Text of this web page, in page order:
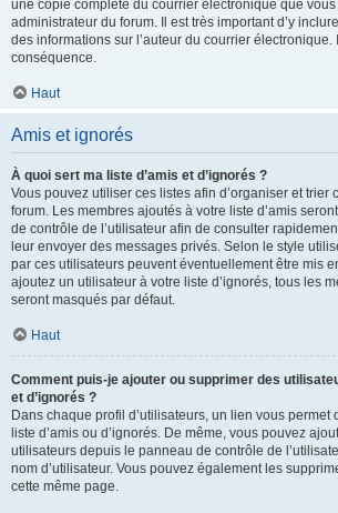
une copie complète du courrier électronique que
administrateur du forum. Il est très important d’y
des informations sur l’auteur du courrier électronique.
conséquence.
Haut
Amis et ignorés
À quoi sert ma liste d’amis et d’ignorés ?
Vous pouvez utiliser ces listes afin d’organiser et trier
forum. Les membres ajoutés à votre liste d’amis
de contrôle de l’utilisateur afin de consulter
leur envoyer des messages privés. Selon le style
par ces utilisateurs peuvent éventuellement être mis
ajoutez un utilisateur à votre liste d’ignorés, tous les
seront masqués par défaut.
Haut
Comment puis-je ajouter ou supprimer des
et d’ignorés ?
Dans chaque profil d’utilisateurs, un lien vous permet
liste d’amis ou d’ignorés. De même, vous pouvez
utilisateurs depuis le panneau de contrôle de
nom d’utilisateur. Vous pouvez également les
cette même page.